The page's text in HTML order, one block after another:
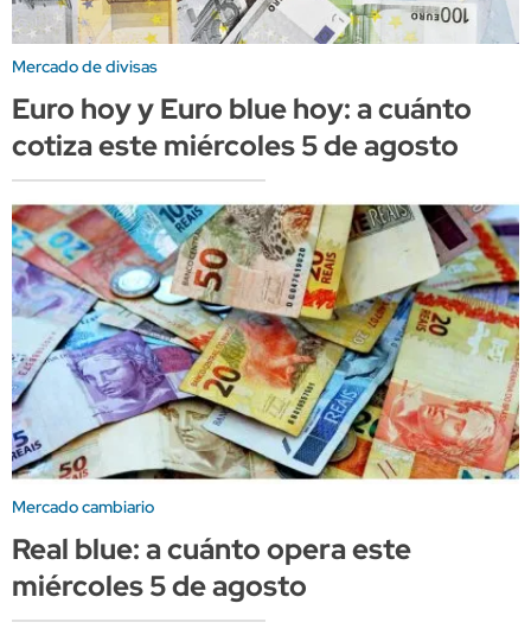
Mercado de divisas
Euro hoy y Euro blue hoy: a cuánto
cotiza este miércoles 5 de agosto
Mercado cambiario
Real blue: a cuánto opera este
miércoles 5 de agosto